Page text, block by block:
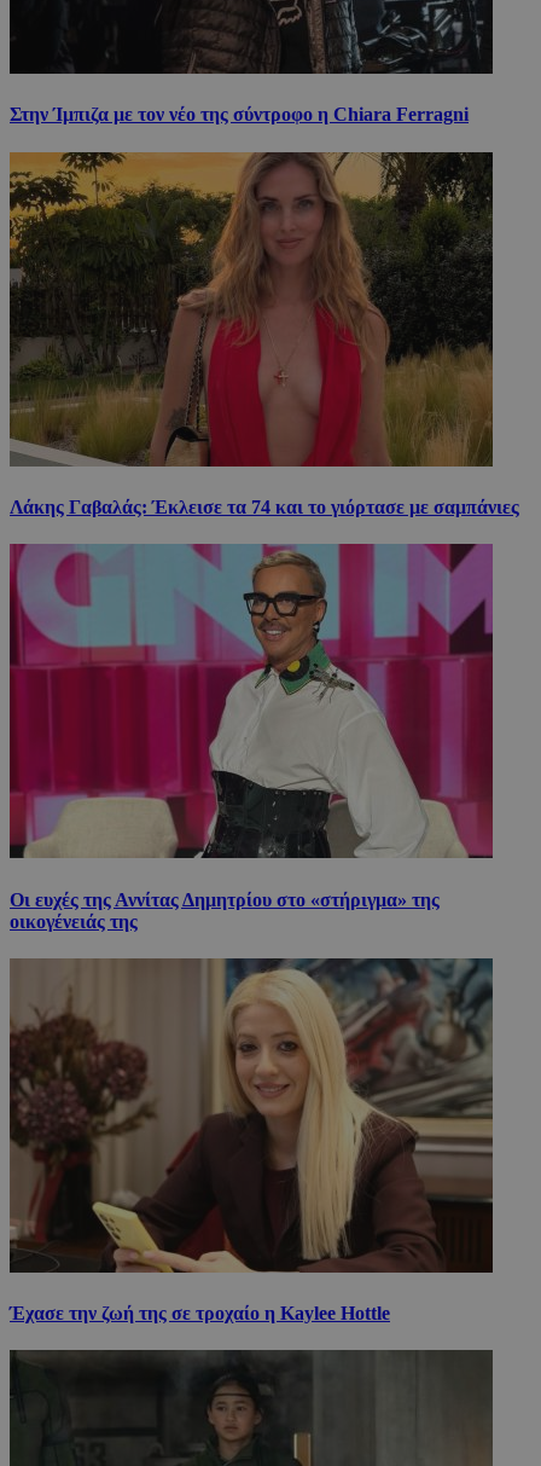
Στην Ίμπιζα με τον νέο της σύντροφο η Chiara Ferragni
Λάκης Γαβαλάς: Έκλεισε τα 74 και το γιόρτασε με σαμπάνιες
Οι ευχές της Αννίτας Δημητρίου στο «στήριγμα» της
οικογένειάς της
Έχασε την ζωή της σε τροχαίο η Kaylee Hottle